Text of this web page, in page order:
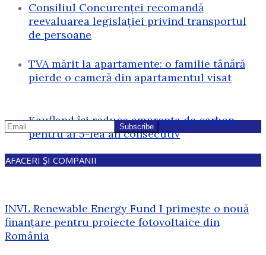
Consiliul Concurenței recomandă
reevaluarea legislației privind transportul
de persoane
TVA mărit la apartamente: o familie tânără
pierde o cameră din apartamentul visat
Kaufland își reduce amprenta de carbon
pentru al 5-lea an consecutiv
AFACERI ȘI COMPANII
INVL Renewable Energy Fund I primește o nouă
finanțare pentru proiecte fotovoltaice din
România